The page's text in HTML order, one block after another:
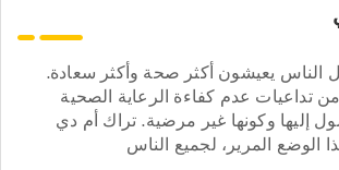
الناس يعيشون أكثر صحة وأكثر سعادة.
تداعيات عدم كفاءة الرعاية الصحية
إليها وكونها غير مرضية. تراك أم دي
المرير، لجميع الناس